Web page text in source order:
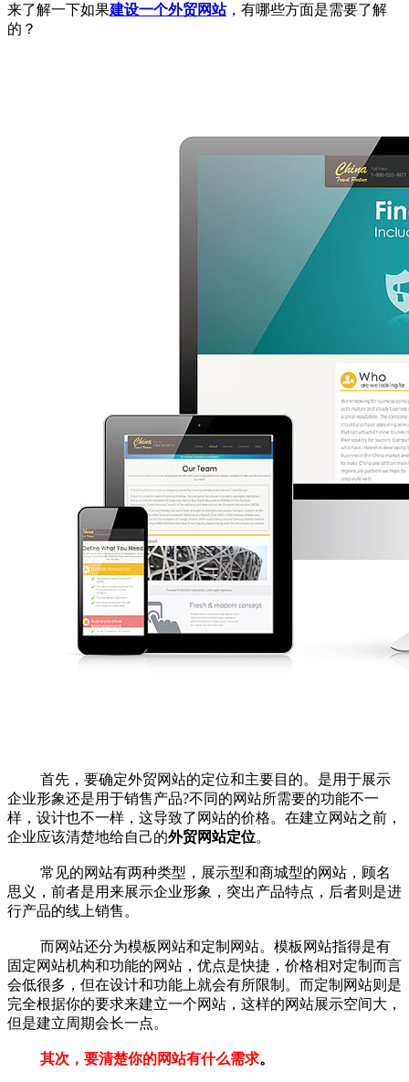
来了解一下如果建设一个外贸网站，有哪些方面是需要了解
的？
首先，要确定外贸网站的定位和主要目的。是用于展示
企业形象还是用于销售产品?不同的网站所需要的功能不一
样，设计也不一样，这导致了网站的价格。在建立网站之前，
企业应该清楚地给自己的外贸网站定位。
常见的网站有两种类型，展示型和商城型的网站，顾名
思义，前者是用来展示企业形象，突出产品特点，后者则是进
行产品的线上销售。
而网站还分为模板网站和定制网站。模板网站指得是有
固定网站机构和功能的网站，优点是快捷，价格相对定制而言
会低很多，但在设计和功能上就会有所限制。而定制网站则是
完全根据你的要求来建立一个网站，这样的网站展示空间大，
但是建立周期会长一点。
其次，要清楚你的网站有什么需求。